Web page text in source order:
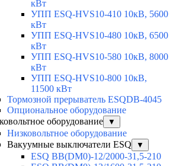
кВт
УПП ESQ-HVS10-410 10кВ, 5600
кВт
УПП ESQ-HVS10-480 10кВ, 6500
кВт
УПП ESQ-HVS10-580 10кВ, 8000
кВт
УПП ESQ-HVS10-800 10кВ,
11500 кВт
Тормозной прерыватель ESQDB-4045
Опциональное оборудование
оборудование
▼
Низковольтное оборудование
Вакуумные выключатели ESQ
▼
ESQ ВВ(DM0)-12/2000-31,5-210